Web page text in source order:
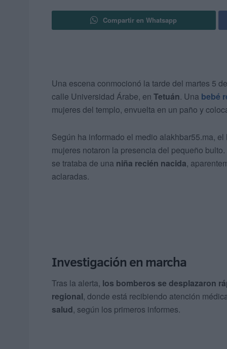
Compartir en Whatsapp
Una escena conmocionó la tarde del martes 5
calle Universidad Árabe, en Tetuán. Una bebé
mujeres del templo, envuelta en un paño y
Según ha informado el medio alakhbar55.ma,
mujeres notaron la presencia del pequeño
se trataba de una niña recién nacida,
aclaradas.
Investigación en marcha
Tras la alerta, los bomberos se desplazaron
regional, donde está recibiendo atención
salud, según los primeros informes.